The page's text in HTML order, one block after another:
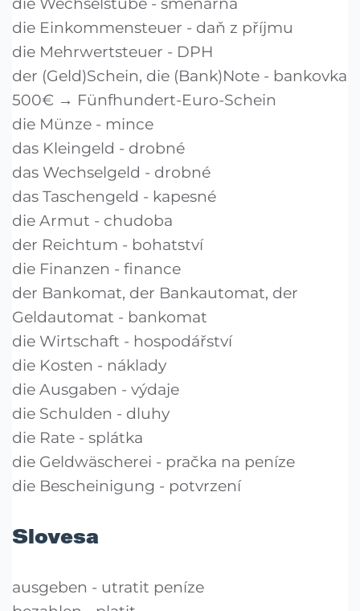
die Einkommensteuer - daň z příjmu
die Mehrwertsteuer - DPH
der (Geld)Schein, die (Bank)Note - bankovka
500€ → Fünfhundert-Euro-Schein
die Münze - mince
das Kleingeld - drobné
das Wechselgeld - drobné
das Taschengeld - kapesné
die Armut - chudoba
der Reichtum - bohatství
die Finanzen - finance
der Bankomat, der Bankautomat, der
Geldautomat - bankomat
die Wirtschaft - hospodářství
die Kosten - náklady
die Ausgaben - výdaje
die Schulden - dluhy
die Rate - splátka
die Geldwäscherei - pračka na peníze
die Bescheinigung - potvrzení
Slovesa
ausgeben - utratit peníze